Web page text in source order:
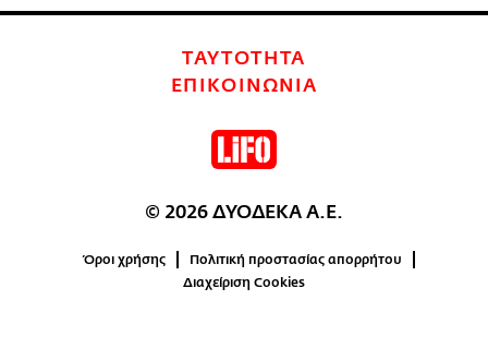
ΤΑΥΤΟΤΗΤΑ
ΕΠΙΚΟΙΝΩΝΙΑ
© 2026 ΔΥΟΔΕΚΑ Α.Ε.
Όροι χρήσης
Πολιτική προστασίας απορρήτου
Διαχείριση Cookies